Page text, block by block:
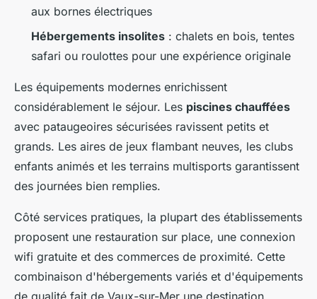
aux bornes électriques
Hébergements insolites : chalets en bois, tentes
safari ou roulottes pour une expérience originale
Les équipements modernes enrichissent
considérablement le séjour. Les piscines chauffées
avec pataugeoires sécurisées ravissent petits et
grands. Les aires de jeux flambant neuves, les clubs
enfants animés et les terrains multisports garantissent
des journées bien remplies.
Côté services pratiques, la plupart des établissements
proposent une restauration sur place, une connexion
wifi gratuite et des commerces de proximité. Cette
combinaison d'hébergements variés et d'équipements
de qualité fait de Vaux-sur-Mer une destination